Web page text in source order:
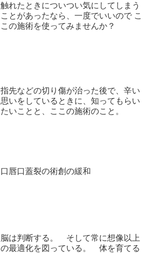
触れたときについつい気にしてしまう
ことがあったなら、一度でいいので こ
この施術を使ってみませんか？
指先などの切り傷が治った後で、辛い
思いをしているときに、知ってもらい
たいことと、ここの施術のこと。
口唇口蓋裂の術創の緩和
脳は判断する。 そして常に想像以上
の最適化を図っている。 体を育てる